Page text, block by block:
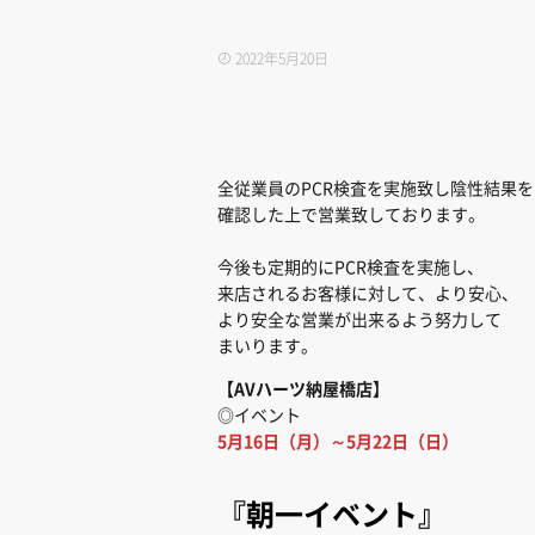
2022年5月20日
全従業員のPCR検査を実施致し陰性結果を
確認した上で営業致しております。
今後も定期的にPCR検査を実施し、
来店されるお客様に対して、より安心、
より安全な営業が出来るよう努力して
まいります。
【AVハーツ納屋橋店】
◎イベント
5月16日（月）～5月22日（日）
『朝一イベント』